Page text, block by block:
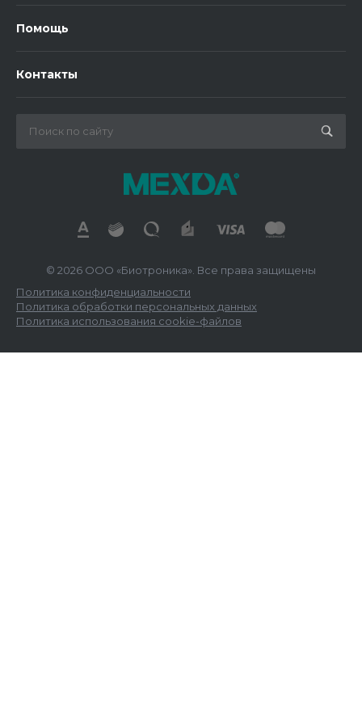
Помощь
Контакты
© 2026 ООО «Биотроника». Все права защищены
Политика конфиденциальности
Политика обработки персональных данных
Политика использования cookie-файлов